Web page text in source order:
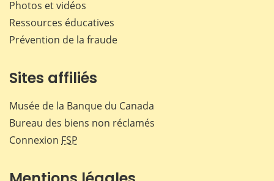
Photos et vidéos
Ressources éducatives
Prévention de la fraude
Sites affiliés
Musée de la Banque du Canada
Bureau des biens non réclamés
Connexion FSP